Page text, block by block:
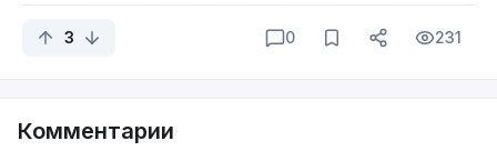
3 0 231
Комментарии